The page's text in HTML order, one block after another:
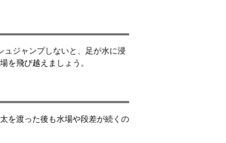
ュジャンプしないと、足が水に浸
を飛び越えましょう。
を渡った後も水場や段差が続くの